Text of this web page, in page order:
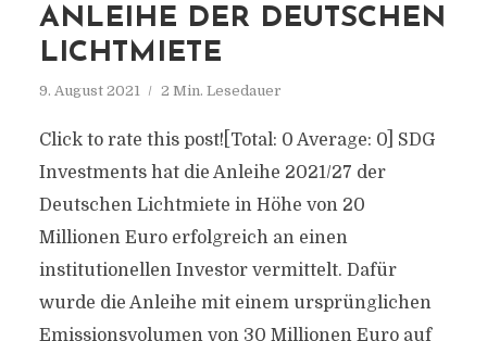
ANLEIHE DER DEUTSCHEN
LICHTMIETE
9. August 2021 2 Min. Lesedauer
Click to rate this post![Total: 0 Average: 0] SDG
Investments hat die Anleihe 2021/27 der
Deutschen Lichtmiete in Höhe von 20
Millionen Euro erfolgreich an einen
institutionellen Investor vermittelt. Dafür
wurde die Anleihe mit einem ursprünglichen
Emissionsvolumen von 30 Millionen Euro auf